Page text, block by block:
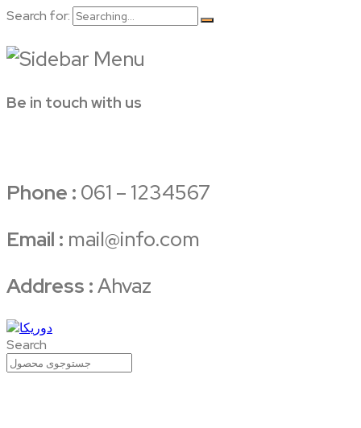
Search for:
Be in touch with us
Phone : 061 – 1234567
Email : mail@info.com
Address :Ahvaz
Search